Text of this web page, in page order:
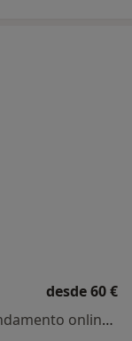
desde 60 €
Esse especialista não oferece agendamento online para esse endereço.